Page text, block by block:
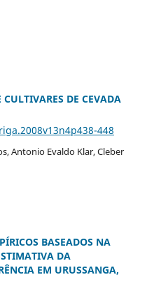
DE CEVADA
448
Antonio Evaldo Klar, Cleber
BASEADOS NA
DA
EM URUSSANGA,